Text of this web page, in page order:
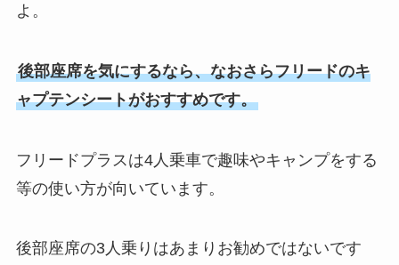
よ。
後部座席を気にするなら、なおさらフリードのキ
ャプテンシートがおすすめです。
フリードプラスは4人乗車で趣味やキャンプをする
等の使い方が向いています。
後部座席の3人乗りはあまりお勧めではないです